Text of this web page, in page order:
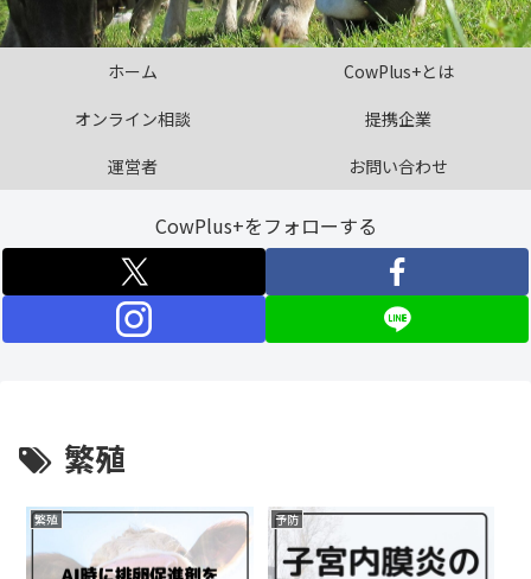
ホーム
CowPlus+とは
オンライン相談
提携企業
運営者
お問い合わせ
CowPlus+をフォローする
繁殖
繁殖 予防